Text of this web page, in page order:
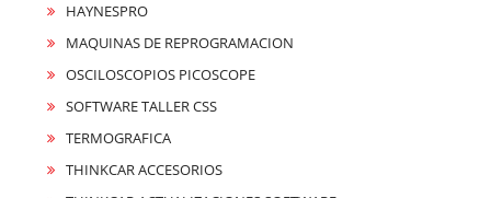
HAYNESPRO
MAQUINAS DE REPROGRAMACION
OSCILOSCOPIOS PICOSCOPE
SOFTWARE TALLER CSS
TERMOGRAFICA
THINKCAR ACCESORIOS